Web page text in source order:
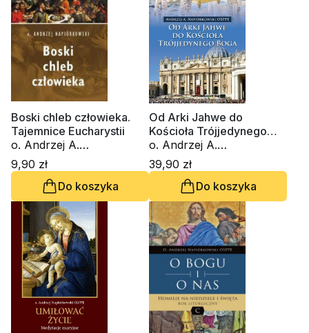
Boski chleb człowieka.
Tajemnice Eucharystii
o. Andrzej A.
Napiórkowski OSPPE
9,90 zł
Do koszyka
Od Arki Jahwe do
Kościoła Trójjedynego
Boga
o. Andrzej A.
Napiórkowski OSPPE
39,90 zł
Do koszyka